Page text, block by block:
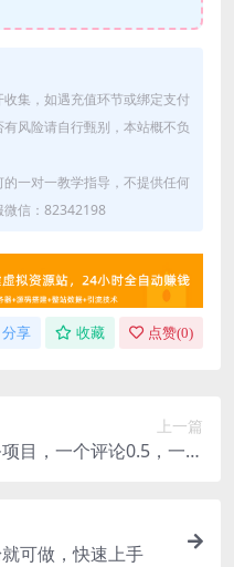
集，如遇充值环节或绑定支付
风险请自行甄别，本站概不负
一对一教学指导，不提供任何
微信：82342198
分享 收藏 点赞(0)
上一篇
目，一个评论0.5，一单
可做，快速上手